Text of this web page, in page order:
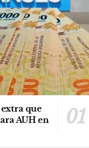
que
AUH en